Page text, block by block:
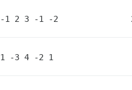
-1 2 3 -1 -2
1 -3 4 -2 1